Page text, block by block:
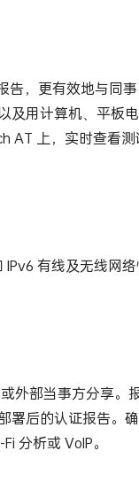
，更有效地与同
及用计算机、平板
AT 上，实时查看
有线及无线网
外部当事方分享。
署后的认证报告。
分析或 VoIP。